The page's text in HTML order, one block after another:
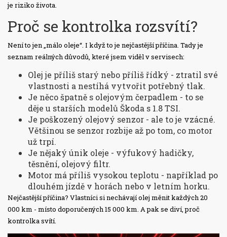
je riziko života.
Proč se kontrolka rozsvítí?
Není to jen „málo oleje“. I když to je nejčastější příčina. Tady je
seznam reálných důvodů, které jsem viděl v servisech:
Olej je příliš starý nebo příliš řídký - ztratil své
vlastnosti a nestíhá vytvořit potřebný tlak.
Je něco špatně s olejovým čerpadlem - to se
děje u starších modelů Škoda s 1.8 TSI.
Je poškozený olejový senzor - ale to je vzácné.
Většinou se senzor rozbije až po tom, co motor
už trpí.
Je nějaký únik oleje - výfukový hadičky,
těsnění, olejový filtr.
Motor má příliš vysokou teplotu - například po
dlouhém jízdě v horách nebo v letním horku.
Nejčastější příčina? Vlastníci si nechávají olej měnit každých 20
000 km - místo doporučených 15 000 km. A pak se diví, proč
kontrolka svítí.